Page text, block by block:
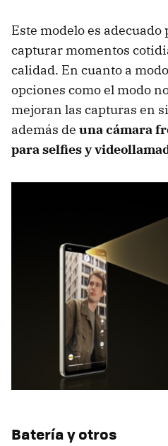
Este modelo es
capturar momentos
calidad. En cuanto a
opciones como el modo
mejoran las capturas en
además de una cámara
para selfies y
Batería y otros